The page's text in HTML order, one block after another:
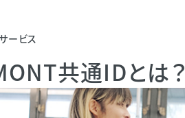
ービス
共通IDとは？